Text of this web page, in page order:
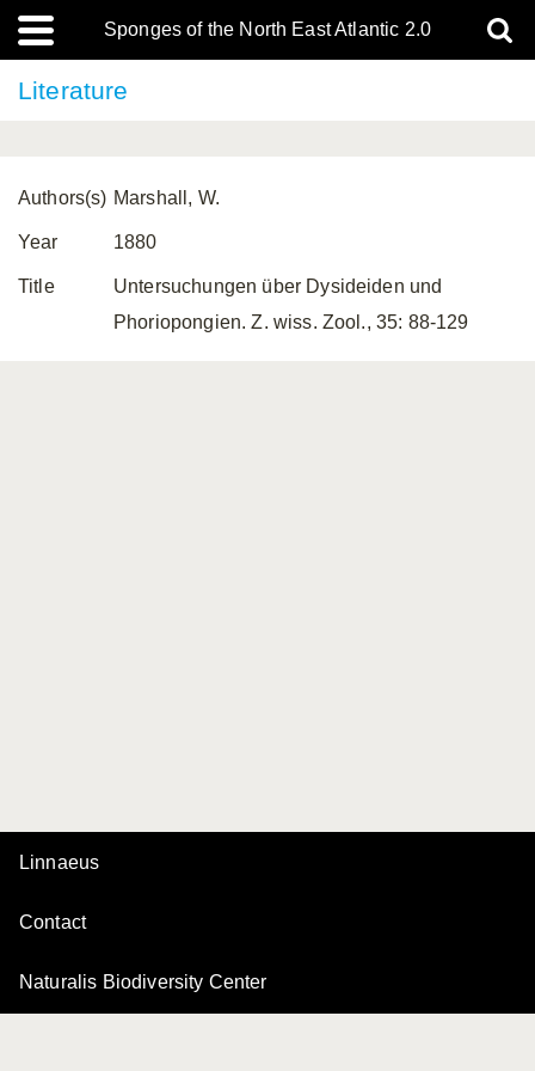
Sponges of the North East Atlantic 2.0
Literature
Authors(s) Marshall, W.
Year 1880
Title
Untersuchungen über Dysideiden und
Phoriopongien. Z. wiss. Zool., 35: 88-129
Linnaeus
Contact
Naturalis Biodiversity Center